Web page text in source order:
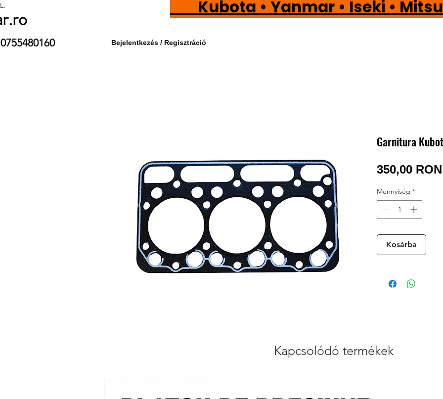
Kubota • Yanmar • Iseki •
/ 0755480160 Bejelentkezés / Regisztráció
Garnitura
350,00 RON
Mennyiség *
Kosárba
Kapcsolódó termékek